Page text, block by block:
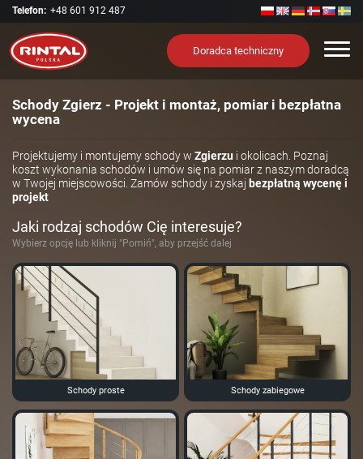
Telefon: +48 601 912 487
Doradca techniczny
Schody Zgierz - Projekt i montaż, pomiar i bezpłatna
wycena
Projektujemy i montujemy schody w Zgierzu i okolicach. Poznaj
koszt wykonania schodów i umów się na pomiar z naszym doradcą
w Twojej miejscowości. Zamów schody i zyskaj bezpłatną wycenę i
projekt
Jaki rodzaj schodów Cię interesuje?
Wybierz opcję lub kliknij "Pomiń", aby przejść dalej
Schody proste Schody zabiegowe